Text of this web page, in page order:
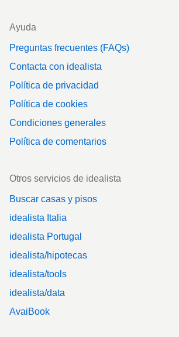
Ayuda
Preguntas frecuentes (FAQs)
Contacta con idealista
Política de privacidad
Política de cookies
Condiciones generales
Política de comentarios
Otros servicios de idealista
Buscar casas y pisos
idealista Italia
idealista Portugal
idealista/hipotecas
idealista/tools
idealista/data
AvaiBook